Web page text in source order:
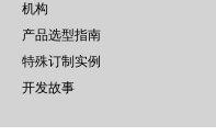
机构
产品选型指南
特殊订制实例
开发故事